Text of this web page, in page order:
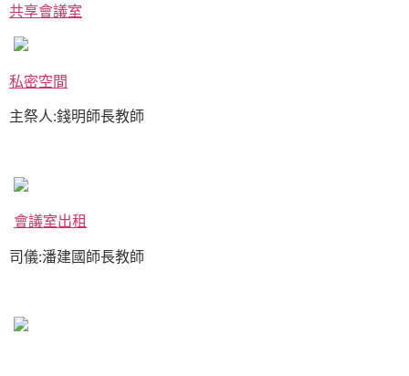
共享會議室
私密空間
主祭人:錢明師長教師
會議室出租
司儀:潘建國師長教師